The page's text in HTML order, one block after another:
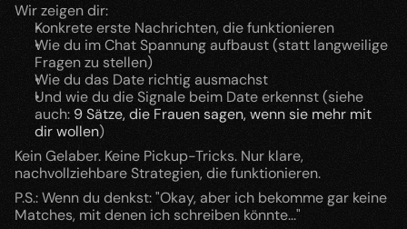
Wir zeigen dir:
Konkrete erste Nachrichten, die funktionieren
Wie du im Chat Spannung aufbaust (statt langweilige
Fragen zu stellen)
Wie du das Date richtig ausmachst
Und wie du die Signale beim Date erkennst (siehe
auch: 9 Sätze, die Frauen sagen, wenn sie mehr mit
dir wollen)
Kein Gelaber. Keine Pickup-Tricks. Nur klare,
nachvollziehbare Strategien, die funktionieren.
P.S.: Wenn du denkst: "Okay, aber ich bekomme gar keine
Matches, mit denen ich schreiben könnte..."